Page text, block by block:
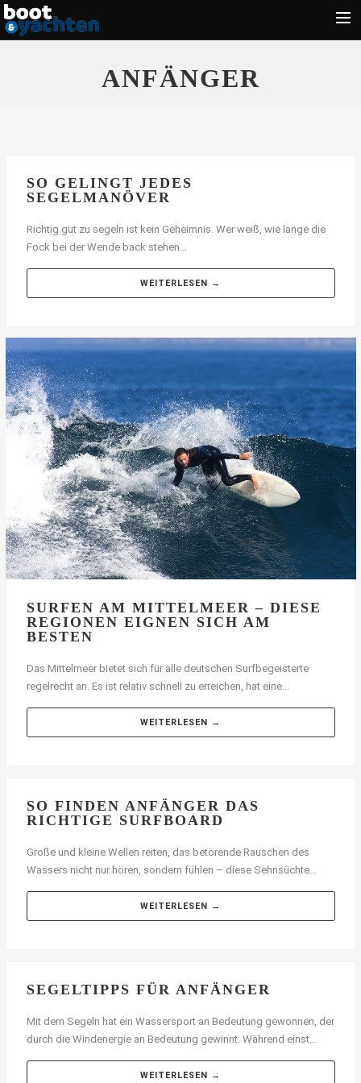
Törn
Suche
ANFÄNGER
SO GELINGT JEDES
SEGELMANÖVER
Richtig gut zu segeln ist kein Geheimnis. Wer weiß, wie lange die
Fock bei der Wende back stehen...
WEITERLESEN →
SURFEN AM MITTELMEER – DIESE
REGIONEN EIGNEN SICH AM
BESTEN
Das Mittelmeer bietet sich für alle deutschen Surfbegeisterte
regelrecht an. Es ist relativ schnell zu erreichen, hat eine...
WEITERLESEN →
SO FINDEN ANFÄNGER DAS
RICHTIGE SURFBOARD
Große und kleine Wellen reiten, das betörende Rauschen des
Wassers nicht nur hören, sondern fühlen – diese Sehnsüchte...
WEITERLESEN →
SEGELTIPPS FÜR ANFÄNGER
Mit dem Segeln hat ein Wassersport an Bedeutung gewonnen, der
durch die Windenergie an Bedeutung gewinnt. Während einst...
WEITERLESEN →